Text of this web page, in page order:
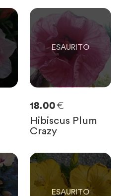
0
SOLO 0RIMASTE
18.00€
Hibiscus Plum
Crazy
0
SOLO
RIMASTE